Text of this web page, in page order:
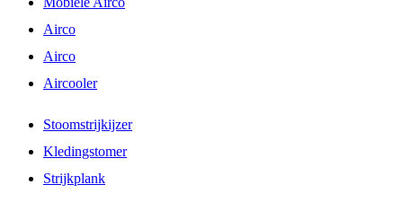
Airco
Airco
Aircooler
Stoomstrijkijzer
Kledingstomer
Strijkplank